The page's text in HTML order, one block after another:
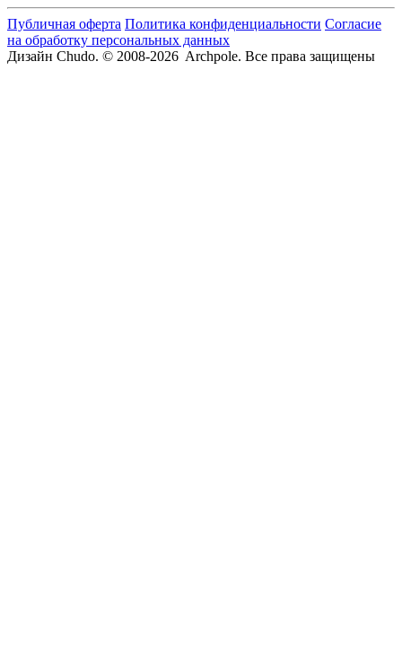
Публичная оферта Политика конфиденциальности Согласие
на обработку персональных данных
Дизайн Chudo. © 2008-2026 Archpole. Все права защищены